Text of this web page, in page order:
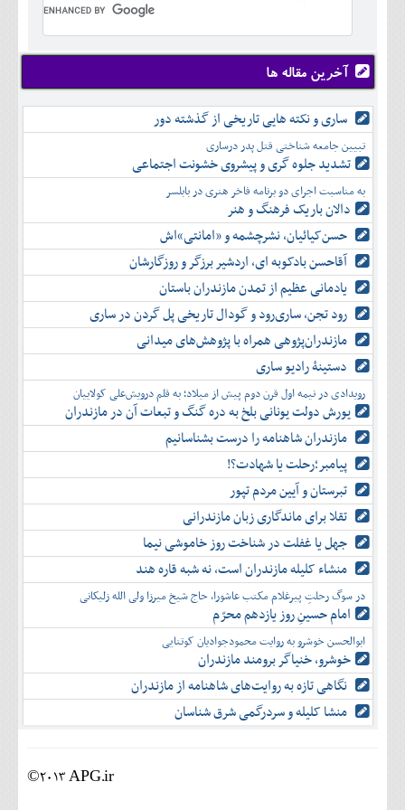
دی
بهمن
اسفند
آبان
آذر
دی
بهمن
اسفند
شهريور
مهر
آبان
آذر
دی
بهمن
اسفند
تير
مرداد
شهريور
مهر
آبان
آذر
دی
بهمن
اسفند
آخرین مقاله ها
ساری و نکته هایی تاریخی از گذشته دور
تبیین جامعه شناختی قتل پدر درساری
تشدید جلوه‌ گری و پیشروی خشونت اجتماعی
به مناسبت اجرای دو برنامه فاخر هنری در بابلسر
دالان باریک فرهنگ و هنر
حسن‌کیائیان، نشرچشمه و «امانتی»اش
آقاحسن بادکوبه ای، اردشیر برزگر و روزگارشان
یادمانی عظیم از تمدن مازندران باستان
رود تجن، ساری‌رود و گودال تاریخی پل گردن در ساری
مازندران‌پژوهی همراه با پژوهش‌های میدانی
دستینۀ رادیو ساری
رویدادی در نیمه اول قرن دوم پیش از میلاد؛ به قلم درویش‌علی کولاییان
یورش دولت یونانی بلخ به دره گنگ و تبعات آن در مازندران
مازندران شاهنامه را درست بشناسانیم
پیامبر؛رحلت یا شهادت؟!
تبرستان و آیین مردم تپور
تقلا برای ماندگاری زبان مازندرانی
جهل یا غفلت در شناخت روز خاموشی نیما
منشاء کلیله مازندران است، نه شبه قاره هند
در سوگ رحلتِ پیرغلام مکتب عاشورا، حاج شیخ میرزا ولی الله زلیکانی
امام حسینِ روز یازدهم محرّم
ابوالحسن خوشرو به روایت محمودجوادیان کوتنایی
خوشرو، خنياگر برومند مازندران
نگاهی تازه به روایت‌های شاهنامه از مازندران
منشا کلیله و سردرگمی شرق شناسان
©2013 APG.ir